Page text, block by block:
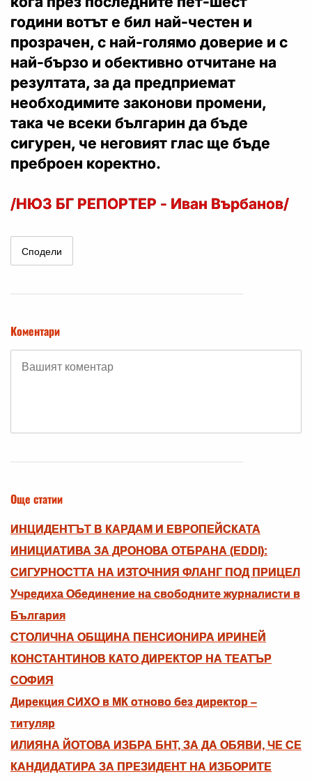
години вотът е бил най-честен и
прозрачен, с най-голямо доверие и с
най-бързо и обективно отчитане на
резултата, за да предприемат
необходимите законови промени,
така че всеки българин да бъде
сигурен, че неговият глас ще бъде
преброен коректно.
/НЮЗ БГ РЕПОРТЕР - Иван Върбанов/
Сподели
Коментари
Още статии
ИНЦИДЕНТЪТ В КАРДАМ И ЕВРОПЕЙСКАТА
ИНИЦИАТИВА ЗА ДРОНОВА ОТБРАНА (EDDI):
СИГУРНОСТТА НА ИЗТОЧНИЯ ФЛАНГ ПОД ПРИЦЕЛ
Учредиха Обединение на свободните журналисти в
България
СТОЛИЧНА ОБЩИНА ПЕНСИОНИРА ИРИНЕЙ
КОНСТАНТИНОВ КАТО ДИРЕКТОР НА ТЕАТЪР
СОФИЯ
Дирекция СИХО в МК отново без директор –
титуляр
ИЛИЯНА ЙОТОВА ИЗБРА БНТ, ЗА ДА ОБЯВИ, ЧЕ СЕ
КАНДИДАТИРА ЗА ПРЕЗИДЕНТ НА ИЗБОРИТЕ